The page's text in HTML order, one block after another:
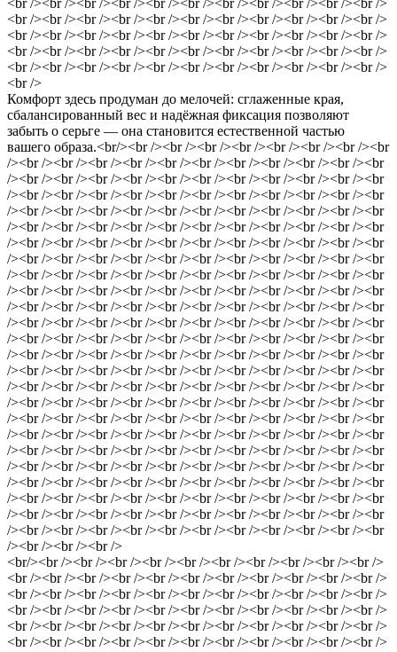
<br /><br /><br /><br /><br /><br /><br /><br /><br /><br /><br />
<br /><br /><br /><br /><br /><br /><br /><br /><br /><br /><br />
<br /><br /><br /><br /><br /><br /><br /><br /><br /><br /><br />
<br /><br /><br /><br /><br /><br /><br /><br /><br /><br /><br />
<br /><br /><br /><br /><br /><br /><br /><br /><br /><br /><br />
<br />
Комфорт здесь продуман до мелочей: сглаженные края,
сбалансированный вес и надёжная фиксация позволяют
забыть о серьге — она становится естественной частью
вашего образа.<br/><br /><br /><br /><br /><br /><br /><br /><br
/><br /><br /><br /><br /><br /><br /><br /><br /><br /><br /><br
/><br /><br /><br /><br /><br /><br /><br /><br /><br /><br /><br
/><br /><br /><br /><br /><br /><br /><br /><br /><br /><br /><br
/><br /><br /><br /><br /><br /><br /><br /><br /><br /><br /><br
/><br /><br /><br /><br /><br /><br /><br /><br /><br /><br /><br
/><br /><br /><br /><br /><br /><br /><br /><br /><br /><br /><br
/><br /><br /><br /><br /><br /><br /><br /><br /><br /><br /><br
/><br /><br /><br /><br /><br /><br /><br /><br /><br /><br /><br
/><br /><br /><br /><br /><br /><br /><br /><br /><br /><br /><br
/><br /><br /><br /><br /><br /><br /><br /><br /><br /><br /><br
/><br /><br /><br /><br /><br /><br /><br /><br /><br /><br /><br
/><br /><br /><br /><br /><br /><br /><br /><br /><br /><br /><br
/><br /><br /><br /><br /><br /><br /><br /><br /><br /><br /><br
/><br /><br /><br /><br /><br /><br /><br /><br /><br /><br /><br
/><br /><br /><br /><br /><br /><br /><br /><br /><br /><br /><br
/><br /><br /><br /><br /><br /><br /><br /><br /><br /><br /><br
/><br /><br /><br /><br /><br /><br /><br /><br /><br /><br /><br
/><br /><br /><br /><br /><br /><br /><br /><br /><br /><br /><br
/><br /><br /><br /><br /><br /><br /><br /><br /><br /><br /><br
/><br /><br /><br /><br /><br /><br /><br /><br /><br /><br /><br
/><br /><br /><br /><br /><br /><br /><br /><br /><br /><br /><br
/><br /><br /><br /><br /><br /><br /><br /><br /><br /><br /><br
/><br /><br /><br /><br /><br /><br /><br /><br /><br /><br /><br
/><br /><br /><br /><br /><br /><br /><br /><br /><br /><br /><br
/><br /><br /><br />
<br/><br /><br /><br /><br /><br /><br /><br /><br /><br /><br />
<br /><br /><br /><br /><br /><br /><br /><br /><br /><br /><br />
<br /><br /><br /><br /><br /><br /><br /><br /><br /><br /><br />
<br /><br /><br /><br /><br /><br /><br /><br /><br /><br /><br />
<br /><br /><br /><br /><br /><br /><br /><br /><br /><br /><br />
<br /><br /><br /><br /><br /><br /><br /><br /><br /><br /><br />